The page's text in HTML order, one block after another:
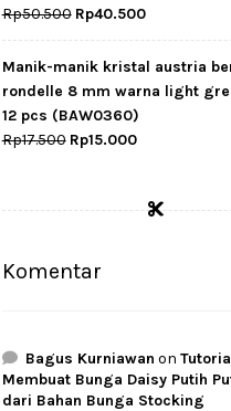
Rp50.500 Original
price
was:
Rp50.500.
Rp40.500Current
price
is:
Rp40.500.
Manik-manik kristal austria
rondelle 8 mm warna light
12 pcs (BAW0360)
Rp17.500 Original
Rp17.500.
Rp15.000Current
Rp15.000.
Komentar
Bagus Kurniawan on
Membuat Bunga Daisy Putih
dari Bahan Bunga Stocking